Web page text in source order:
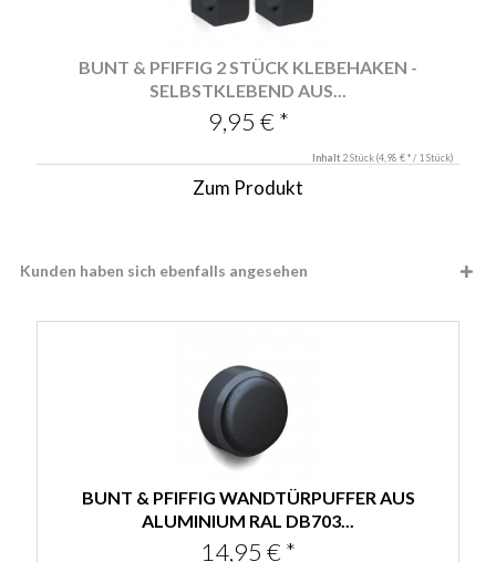
BUNT & PFIFFIG 2 STÜCK KLEBEHAKEN -
SELBSTKLEBEND AUS...
9,95 € *
Inhalt 2 Stück(4,98 € * / 1 Stück)
Zum Produkt
Kunden haben sich ebenfalls angesehen
BUNT & PFIFFIG WANDTÜRPUFFER AUS
ALUMINIUM RAL DB703...
14,95 € *